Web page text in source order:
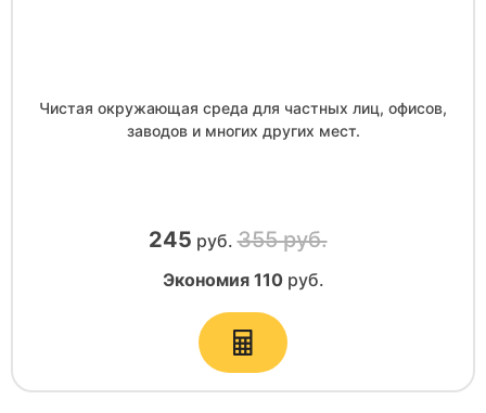
Чистая окружающая среда для частных лиц, офисов,
заводов и многих других мест.
245 руб.355 руб.
Экономия 110руб.